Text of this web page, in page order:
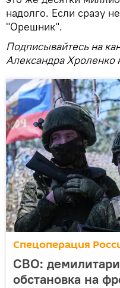
надолго. Если сразу
"Орешник".
Подписывайтесь на
Александра Хроленко
Спецоперация
СВО:
обстановка на